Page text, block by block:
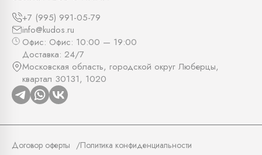
+7 (995) 991-05-79
info@kudos.ru
Офис: Офис: 10:00 — 19:00
Доставка: 24/7
Московская область, городской округ Люберцы,
квартал 30131, 1020
Договор оферты Политика конфиденциальности